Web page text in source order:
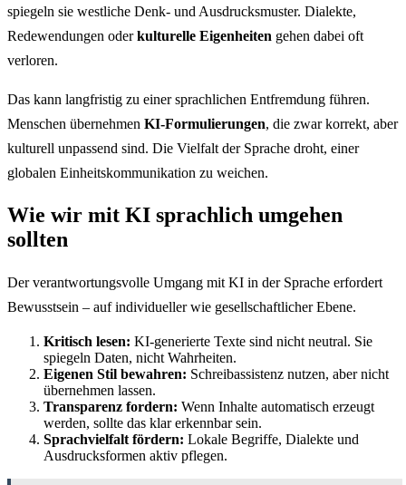
spiegeln sie westliche Denk- und Ausdrucksmuster. Dialekte,
Redewendungen oderkulturelle Eigenheiten gehen dabei oft
verloren.
Das kann langfristig zu einer sprachlichen Entfremdung führen.
Menschen übernehmen KI-Formulierungen, die zwar korrekt, aber
kulturell unpassend sind. Die Vielfalt der Sprache droht, einer
globalen Einheitskommunikation zu weichen.
Wie wir mit KI sprachlich umgehen
sollten
Der verantwortungsvolle Umgang mit KI in der Sprache erfordert
Bewusstsein – auf individueller wie gesellschaftlicher Ebene.
Kritisch lesen: KI-generierte Texte sind nicht neutral. Sie
spiegeln Daten, nicht Wahrheiten.
Eigenen Stil bewahren: Schreibassistenz nutzen, aber nicht
übernehmen lassen.
Transparenz fordern: Wenn Inhalte automatisch erzeugt
werden, sollte das klar erkennbar sein.
Sprachvielfalt fördern: Lokale Begriffe, Dialekte und
Ausdrucksformen aktiv pflegen.